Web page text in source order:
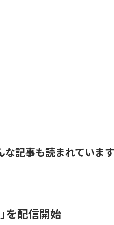
な記事も読まれています
を配信開始